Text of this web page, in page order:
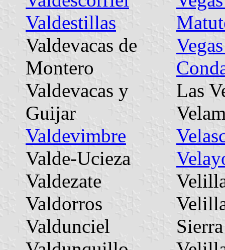
Valdestillas
Valdevacas de
Montero
Valdevacas y
Guijar
Valdevimbre
Valde-Ucieza
Valdezate
Valdorros
Valdunciel
Las
Sierra